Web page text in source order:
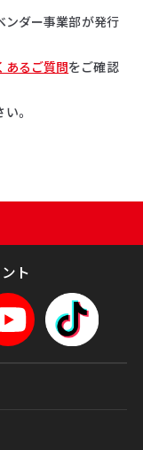
ンダー事業部が発行
あるご質問をご確認
。
ト